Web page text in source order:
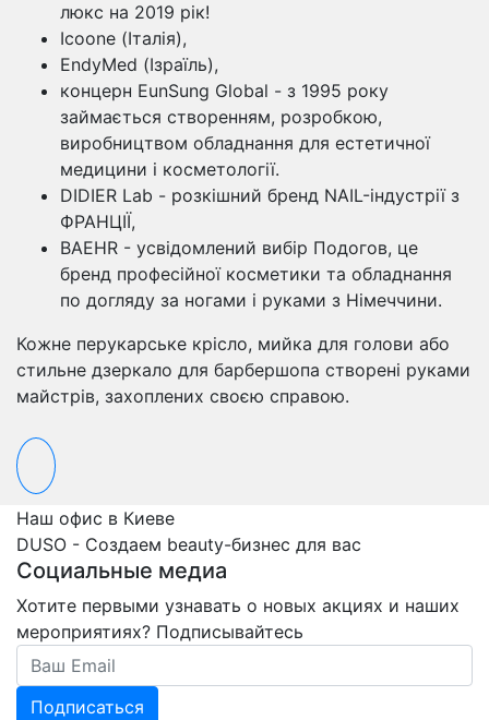
люкс на 2019 рік!
Icoone (Італія),
EndyMed (Ізраїль),
концерн EunSung Global - з 1995 року
займається створенням, розробкою,
виробництвом обладнання для естетичної
медицини і косметології.
DIDIER Lab - розкішний бренд NAIL-індустрії з
ФРАНЦІЇ,
BAEHR - усвідомлений вибір Подогов, це
бренд професійної косметики та обладнання
по догляду за ногами і руками з Німеччини.
Кожне перукарське крісло, мийка для голови або
стильне дзеркало для барбершопа створені руками
майстрів, захоплених своєю справою.
Наш офис в Киеве
DUSO - Создаем beauty-бизнес для вас
Социальные медиа
Хотите первыми узнавать о новых акциях и наших
мероприятиях? Подписывайтесь
Email
Подписаться